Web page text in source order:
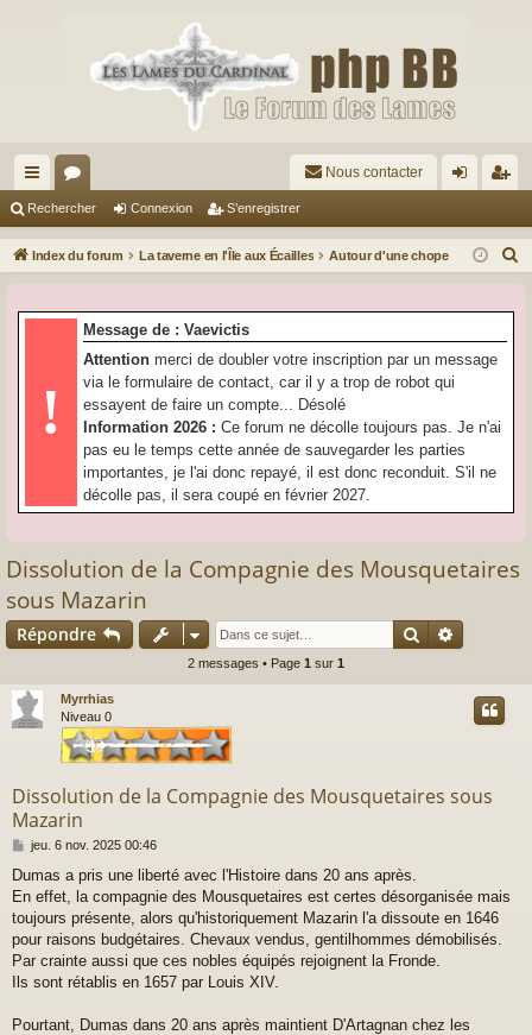
cc
ès
pi
or
u
s
Nous contacter
ne
on
nr
ist
Rechercher Connexion S’enregistrer
Index du forum La taverne en l'Île aux Écailles Autour d'une chope
!
Message de : Vaevictis
Attention merci de doubler votre inscription par un message
via le formulaire de contact, car il y a trop de robot qui
essayent de faire un compte... Désolé
Information 2026 : Ce forum ne décolle toujours pas. Je n'ai
pas eu le temps cette année de sauvegarder les parties
importantes, je l'ai donc repayé, il est donc reconduit. S'il ne
décolle pas, il sera coupé en février 2027.
Dissolution de la Compagnie des Mousquetaires
sous Mazarin
Répondre Rechercher
2 messages • Page 1 sur 1
Myrrhias
Niveau 0
Dissolution de la Compagnie des Mousquetaires sous
Mazarin
M
s
s
a
jeu. 6 nov. 2025 00:46
Dumas a pris une liberté avec l'Histoire dans 20 ans après.
En effet, la compagnie des Mousquetaires est certes désorganisée mais
toujours présente, alors qu'historiquement Mazarin l'a dissoute en 1646
pour raisons budgétaires. Chevaux vendus, gentilhommes démobilisés.
Par crainte aussi que ces nobles équipés rejoignent la Fronde.
Ils sont rétablis en 1657 par Louis XIV.
Pourtant, Dumas dans 20 ans après maintient D'Artagnan chez les